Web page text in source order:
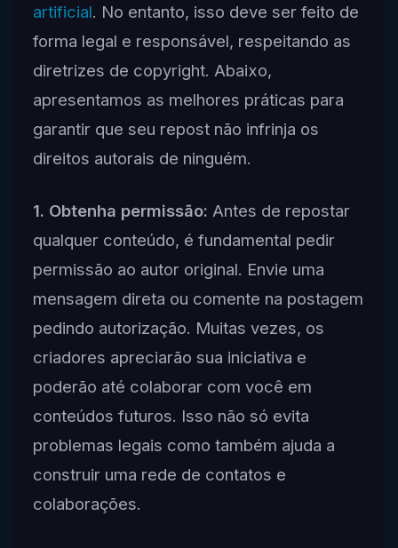
artificial. No entanto, isso deve ser feito de
forma legal e responsável, respeitando as
diretrizes de copyright. Abaixo,
apresentamos as melhores práticas para
garantir que seu repost não infrinja os
direitos autorais de ninguém.
1. Obtenha permissão: Antes de repostar
qualquer conteúdo, é fundamental pedir
permissão ao autor original. Envie uma
mensagem direta ou comente na postagem
pedindo autorização. Muitas vezes, os
criadores apreciarão sua iniciativa e
poderão até colaborar com você em
conteúdos futuros. Isso não só evita
problemas legais como também ajuda a
construir uma rede de contatos e
colaborações.